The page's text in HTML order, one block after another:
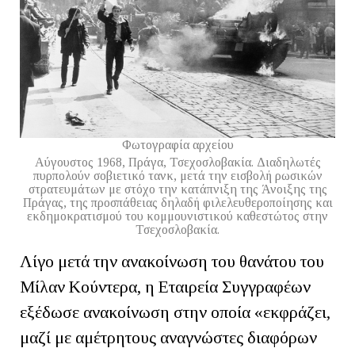
Φωτογραφία αρχείου
Αύγουστος 1968, Πράγα, Τσεχοσλοβακία. Διαδηλωτές
πυρπολούν σοβιετικό τανκ, μετά την εισβολή ρωσικών
στρατευμάτων με στόχο την κατάπνιξη της Άνοιξης της
Πράγας, της προσπάθειας δηλαδή φιλελευθεροποίησης και
εκδημοκρατισμού του κομμουνιστικού καθεστώτος στην
Τσεχοσλοβακία.
Λίγο μετά την ανακοίνωση του θανάτου του
Μίλαν Κούντερα, η Εταιρεία Συγγραφέων
εξέδωσε ανακοίνωση στην οποία «εκφράζει,
μαζί με αμέτρητους αναγνώστες διαφόρων